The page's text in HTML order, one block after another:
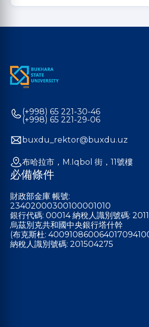
(+998) 65 221-30-46
(+998) 65 221-29-06
buxdu_rektor@buxdu.uz
布哈拉市，M.Iqbol 街，11號樓
必備條件
財政部金庫 帳號:
23402000300100001010
銀行代碼: 00014 納稅人識別號碼:
烏茲別克共和國中央銀行塔什幹
(布克斯杜:
納稅人識別號碼: 201504275